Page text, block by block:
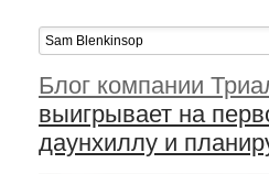
Блог компании
выигрывает на
даунхиллу и